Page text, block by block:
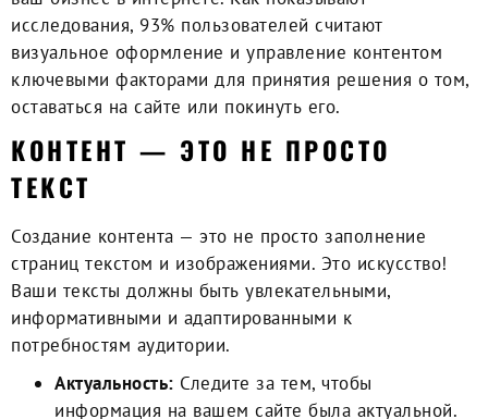
исследования, 93% пользователей считают
визуальное оформление и управление контентом
ключевыми факторами для принятия решения о том,
оставаться на сайте или покинуть его.
КОНТЕНТ — ЭТО НЕ ПРОСТО
ТЕКСТ
Создание контента — это не просто заполнение
страниц текстом и изображениями. Это искусство!
Ваши тексты должны быть увлекательными,
информативными и адаптированными к
потребностям аудитории.
Актуальность: Следите за тем, чтобы
информация на вашем сайте была актуальной.